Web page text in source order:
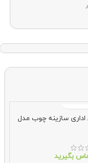
سازینه چوب مدل
بگیرید